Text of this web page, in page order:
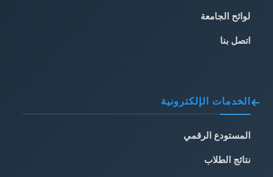
لوائح الجامعة
اتصل بنا
الخدمات الإلكترونية
المستودع الرقمي
نتائج الطلاب